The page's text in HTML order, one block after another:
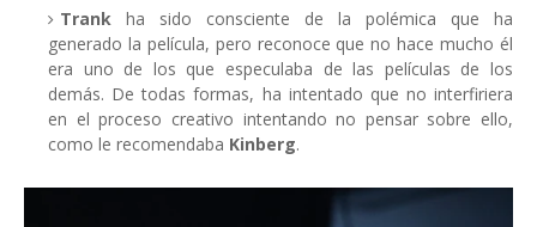
Trank ha sido consciente de la polémica que ha
generado la película, pero reconoce que no hace mucho él
era uno de los que especulaba de las películas de los
demás. De todas formas, ha intentado que no interfiriera
en el proceso creativo intentando no pensar sobre ello,
como le recomendaba Kinberg.